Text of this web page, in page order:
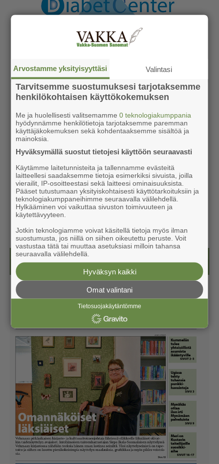
Näköislehdet
Arvostamme yksityisyyttäsi Valintasi
Tarvitsemme suostumuksesi tarjotaksemme
henkilökohtaisen käyttökokemuksen
Me ja huolellisesti valitsemamme0 teknologiakumppania
hyödynnämme henkilötietoja tarjotaksemme paremman
käyttäjäkokemuksen sekä kohdentaaksemme sisältöä ja
mainoksia.
Hyväksymällä suostut tietojesi käyttöön seuraavasti
Käytämme laitetunnisteita ja tallennamme evästeitä
laitteellesi saadaksemme tietoja esimerkiksi sivuista, joilla
vierailit, IP-osoitteestasi sekä laitteesi ominaisuuksista.
Pääset tutustumaan yksityiskohtaisesti käyttötarkoituksiin ja
teknologiakumppaneihimme seuraavalla välilehdellä.
Hylkääminen voi vaikuttaa sivuston toimivuuteen ja
käytettävyyteen.
Jotkin teknologiamme voivat käsitellä tietoja myös ilman
suostumusta, jos niillä on siihen oikeutettu peruste. Voit
vastustaa tätä tai muuttaa asetuksiasi milloin tahansa
seuraavalla välilehdellä.
Hyväksyn kaikki
Omat valintani
Tietosuojakäytäntömme